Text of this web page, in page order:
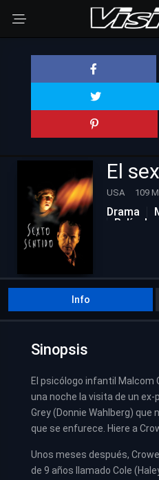
El
USA 109
Drama
Info
Sinopsis
El psicólogo infantil Malcom
una noche la visita de un
Grey (Donnie Wahlberg)
que se enfurece. Hiere a
Unos meses después,
de 9 años llamado Cole